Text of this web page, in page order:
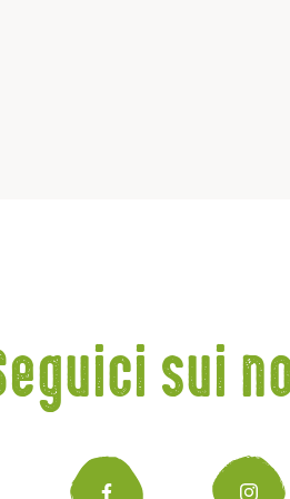
sui